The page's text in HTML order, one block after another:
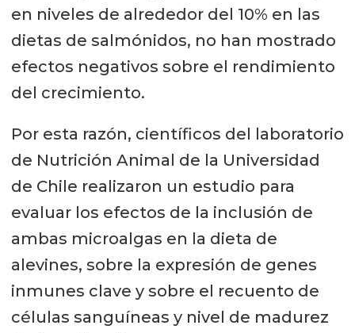
en niveles de alrededor del 10% en las
dietas de salmónidos, no han mostrado
efectos negativos sobre el rendimiento
del crecimiento.
Por esta razón, científicos del laboratorio
de Nutrición Animal de la Universidad
de Chile realizaron un estudio para
evaluar los efectos de la inclusión de
ambas microalgas en la dieta de
alevines, sobre la expresión de genes
inmunes clave y sobre el recuento de
células sanguíneas y nivel de madurez